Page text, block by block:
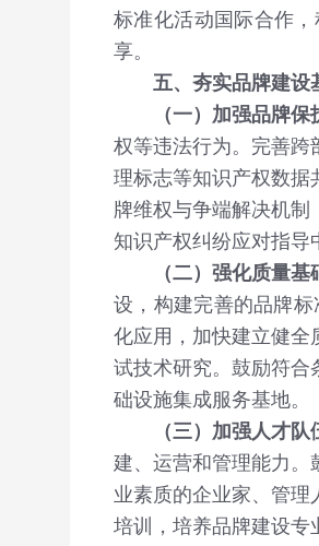
标准化活动国际合作
享。
五、夯实品牌建设
（一）加强品牌保
权等违法行为。完善跨
理标志等知识产权数据
牌维权与争端解决机
知识产权纠纷应对指
（二）强化质量
设，构建完善的品牌
化应用，加快建立健全
试技术研究。鼓励符合
础设施集成服务基地。
（三）加强人才
建、运营和管理能力。
业素质的企业家、管
培训，培养品牌建设专